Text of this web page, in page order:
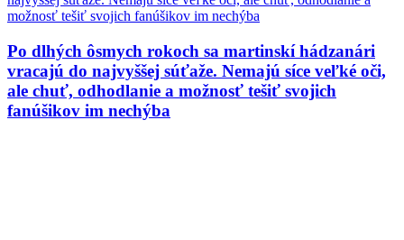
Po dlhých ôsmych rokoch sa martinskí hádzanári
vracajú do najvyššej súťaže. Nemajú síce veľké oči,
ale chuť, odhodlanie a možnosť tešiť svojich
fanúšikov im nechýba